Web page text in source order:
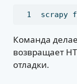
scrapy
Команда
возвращает
отладки.